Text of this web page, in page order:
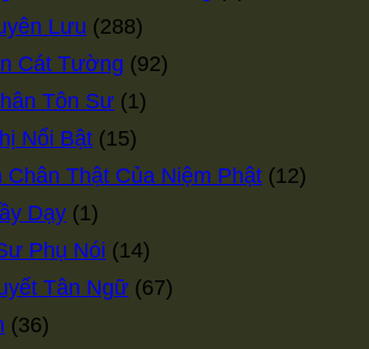
Lưu (288)
Cát Tường (92)
Tôn Sư (1)
Nổi Bật (15)
Chân Thật Của Niệm Phật (12)
Dạy (1)
Phụ Nói (14)
Tân Ngữ (67)
(36)